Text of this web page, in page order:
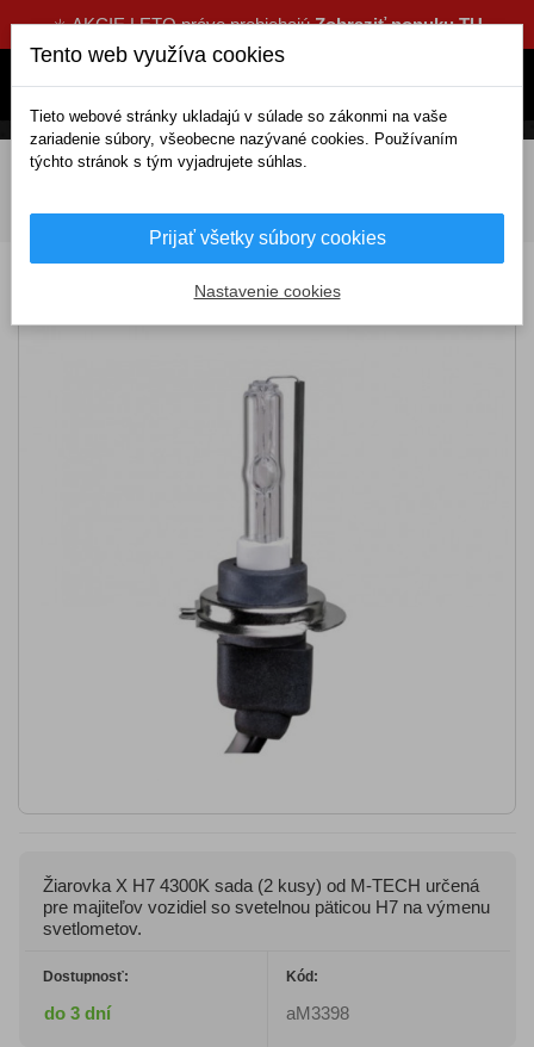
☀️ AKCIE LETO práve prebiehajúZobraziť ponuku TU
DOMOV Elektrické doplnky
4300K sada
Žiarovka X H7 4300K sada (2 kusy) od M-TECH určená
pre majiteľov vozidiel so svetelnou päticou H7 na výmenu
svetlometov.
Dostupnosť:
do 3 dní
Kód:
aM3398
Tento web využíva cookies
Tieto webové stránky ukladajú v súlade so zákonmi na vaše
zariadenie súbory, všeobecne nazývané cookies. Používaním
týchto stránok s tým vyjadrujete súhlas.
Prijať všetky súbory cookies
Nastavenie cookies